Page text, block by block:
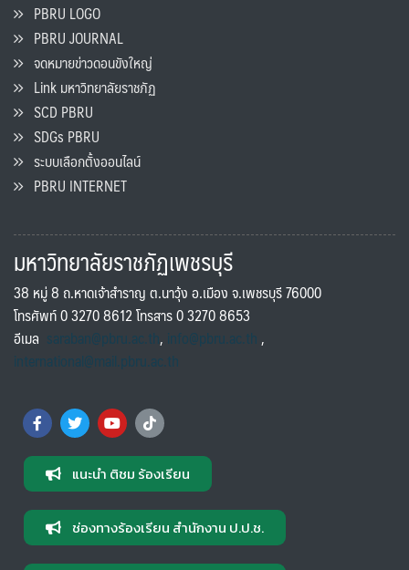
PBRU LOGO
PBRU JOURNAL
จดหมายข่าวดอนขังใหญ่
Link มหาวิทยาลัยราชภัฏ
SCD PBRU
SDGs PBRU
ระบบเลือกตั้งออนไลน์
PBRU INTERNET
มหาวิทยาลัยราชภัฏเพชรบุรี
38 หมู่ 8 ถ.หาดเจ้าสำราญ ต.นาวุ้ง อ.เมือง จ.เพชรบุรี 76000
โทรศัพท์ 0 3270 8612 โทรสาร 0 3270 8653
อีเมล saraban@pbru.ac.th, info@pbru.ac.th,
international@mail.pbru.ac.th
แนะนำ ติชม ร้องเรียน
ช่องทางร้องเรียน สำนักงาน ป.ป.ช.